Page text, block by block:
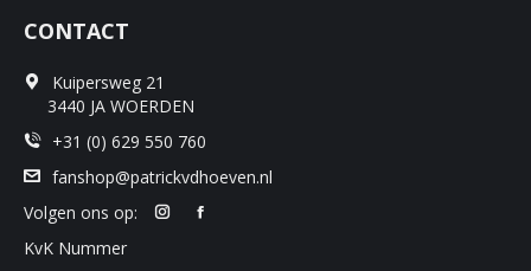
CONTACT
Kuipersweg 21
3440 JA WOERDEN
+31 (0) 629 550 760
fanshop@patrickvdhoeven.nl
Volgen ons op:
KvK Nummer